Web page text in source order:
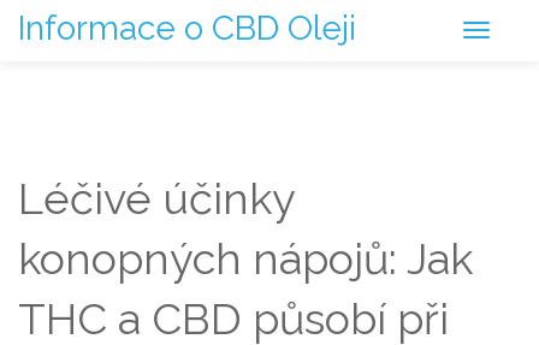
Informace o CBD Oleji
Léčivé účinky
konopných nápojů: Jak
THC a CBD působí při